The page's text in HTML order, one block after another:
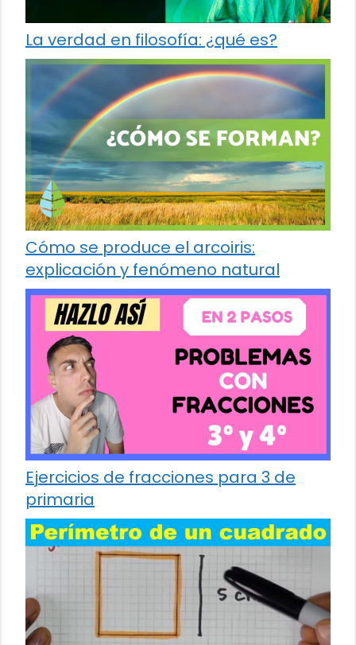
La verdad en filosofía: ¿qué es?
Cómo se produce el arcoiris:
explicación y fenómeno natural
Ejercicios de fracciones para 3 de
primaria